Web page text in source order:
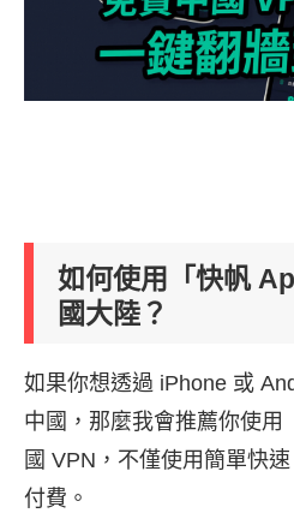
如何使用「快帆
國大陸？
如果你想透過 iPhone 或
中國，那麼我會推薦你使用
國 VPN，不僅使用簡單快
付費。